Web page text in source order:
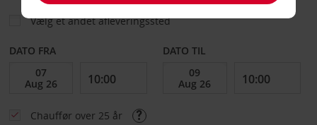
Vælg et andet afleveringssted
DATO FRA DATO TIL
Chauffør over 25 år